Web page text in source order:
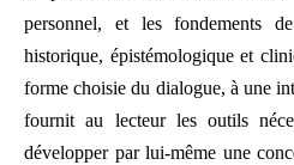
personnel, et les fondements
historique, épistémologique et
forme choisie du dialogue, à une
fournit au lecteur les outils
développer par lui-même une